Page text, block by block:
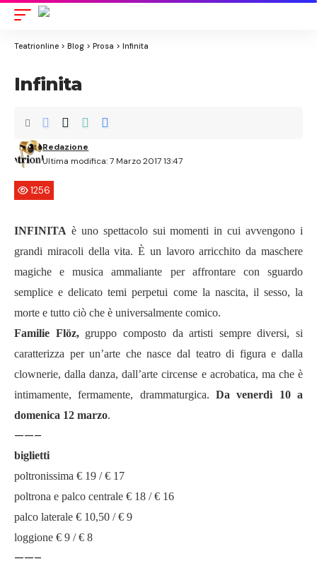
Teatrionline > Blog > Prosa > Infinita
Infinita
Ultima modifica: 7 Marzo 2017 13:47
Redazione
1256
INFINITA è uno spettacolo sui momenti in cui avvengono i
grandi miracoli della vita. È un lavoro arricchito da maschere
magiche e musica ammaliante per affrontare con sguardo
semplice e delicato temi perpetui come la nascita, il sesso, la
morte e tutto ciò che è universalmente comico.
Familie Flöz, gruppo composto da artisti sempre diversi, si
caratterizza per un’arte che nasce dal teatro di figura e dalla
clownerie, dalla danza, dall’arte circense e acrobatica, ma che è
intimamente, fermamente, drammaturgica. Da venerdì 10 a
domenica 12 marzo.
——–
biglietti
poltronissima € 19 / € 17
poltrona e palco centrale € 18 / € 16
palco laterale € 10,50 / € 9
loggione € 9 / € 8
——–